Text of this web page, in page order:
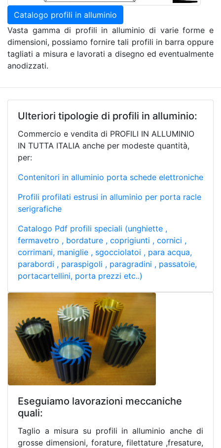
Catalogo profili in alluminio
Vasta gamma di profili in alluminio di varie forme e
dimensioni, possiamo fornire tali profili in barra oppure
tagliati a misura e lavorati a disegno ed eventualmente
anodizzati.
Ulteriori tipologie di profili in alluminio:
Commercio e vendita di PROFILI IN ALLUMINIO
IN TUTTA ITALIA anche per modeste quantità,
per:
Contenitori in alluminio porta schede elettroniche
Profili profilati estrusi in alluminio per porta racle
serigrafiche
Catalogo Pdf profili speciali (unghiette ,
fermavetro , bordature , coprigiunti , cornici ,
corrimani, maniglie , sgocciolatoi , para acqua,
parabordi , paraspigoli , paragradini , passatoie,
portacartellini, porta prezzi etc..)
Eseguiamo lavorazioni meccaniche
quali:
Taglio a misura su profili in alluminio anche di
grosse dimensioni, forature, filettature ,fresature,